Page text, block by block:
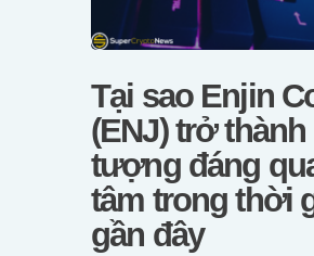
Tại sao Enjin
(ENJ) trở
tượng đáng
tâm trong thời
gần đây